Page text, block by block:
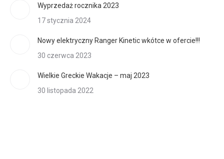
Wyprzedaż rocznika 2023
17 stycznia 2024
Nowy elektryczny Ranger Kinetic wkótce w ofercie!!!
30 czerwca 2023
Wielkie Greckie Wakacje – maj 2023
30 listopada 2022